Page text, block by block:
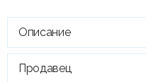
Описание
Продавец